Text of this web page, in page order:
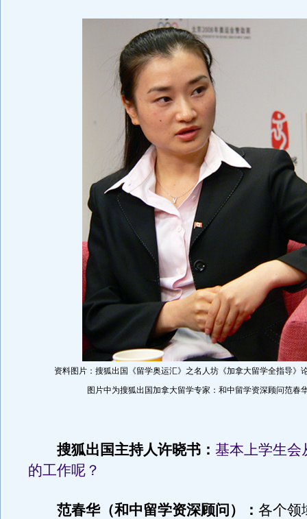
资料图片：搜狐出国《留学奥运汇》之名人坊《加拿大留学全指导》
图片中为搜狐出国加拿大留学专家：和中留学资深顾问范春
搜狐出国主持人许晓书： 基本上学生会
的工作呢？
范春华（和中留学资深顾问）： 各个领